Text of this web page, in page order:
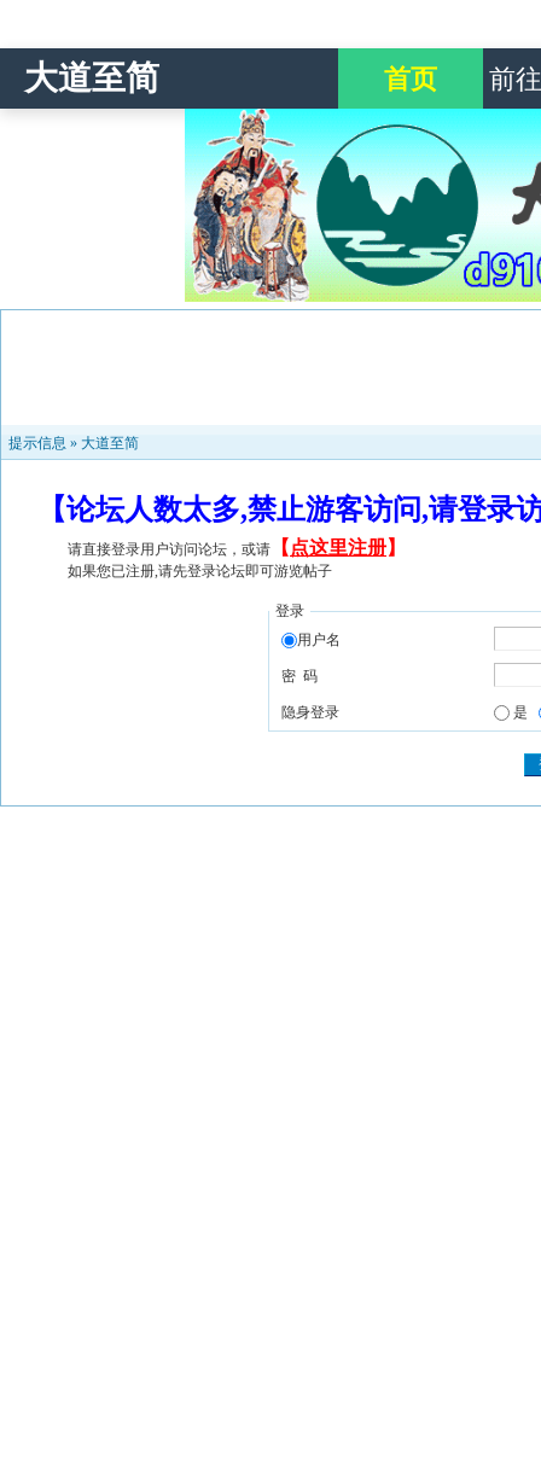
大道至简 首页 前
提示信息 » 大道至简
【论坛人数太多,禁止游客访问,请登
请直接登录用户访问论坛，或请 【 点这里注册】
如果您已注册,请先登录论坛即可游览帖子
登录
用户名
密 码
隐身登录 是